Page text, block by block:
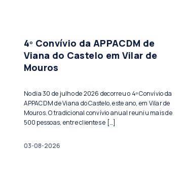
4º Convívio da APPACDM de
Viana do Castelo em Vilar de
Mouros
No dia 30 de julho de 2026 decorreu o 4º Convívio da
APPACDM de Viana do Castelo, este ano, em Vilar de
Mouros. O tradicional convívio anual reuniu mais de
500 pessoas, entre clientes e […]
03-08-2026